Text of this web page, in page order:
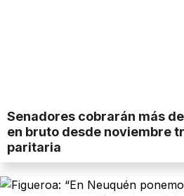
Senadores cobrarán más
en bruto desde noviembre
paritaria